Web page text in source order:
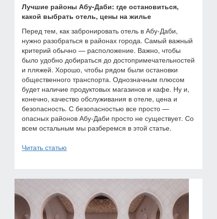
Лучшие районы Абу-Даби: где остановиться,
какой выбрать отель, цены на жилье
Перед тем, как забронировать отель в Абу-Даби,
нужно разобраться в районах города. Самый важный
критерий обычно — расположение. Важно, чтобы
было удобно добираться до достопримечательностей
и пляжей. Хорошо, чтобы рядом были остановки
общественного транспорта. Однозначным плюсом
будет наличие продуктовых магазинов и кафе. Ну и,
конечно, качество обслуживания в отеле, цена и
безопасность. С безопасностью все просто —
опасных районов Абу-Даби просто не существует. Со
всем остальным мы разберемся в этой статье.
Читать статью